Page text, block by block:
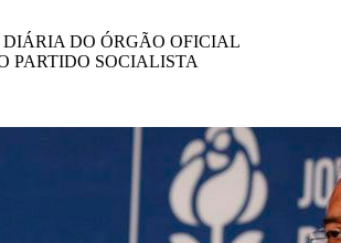
DO ÓRGÃO OFICIAL
PARTIDO SOCIALISTA